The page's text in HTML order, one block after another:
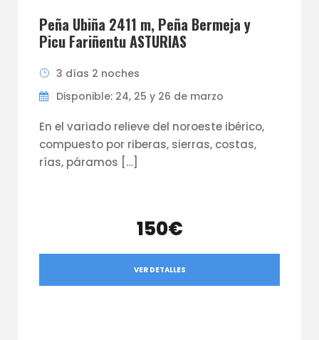
Peña Ubiña 2411 m, Peña Bermeja y
Picu Fariñentu ASTURIAS
3 días 2 noches
Disponible: 24, 25 y 26 de marzo
En el variado relieve del noroeste ibérico,
compuesto por riberas, sierras, costas,
rías, páramos […]
150€
VER DETALLES